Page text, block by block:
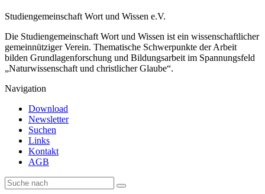
Studiengemeinschaft Wort und Wissen e.V.
Die Studiengemeinschaft Wort und Wissen ist ein wissenschaftlicher
gemeinnütziger Verein. Thematische Schwerpunkte der Arbeit
bilden Grundlagenforschung und Bildungsarbeit im Spannungsfeld
„Naturwissenschaft und christlicher Glaube“.
Navigation
Download
Newsletter
Suchen
Links
Kontakt
AGB